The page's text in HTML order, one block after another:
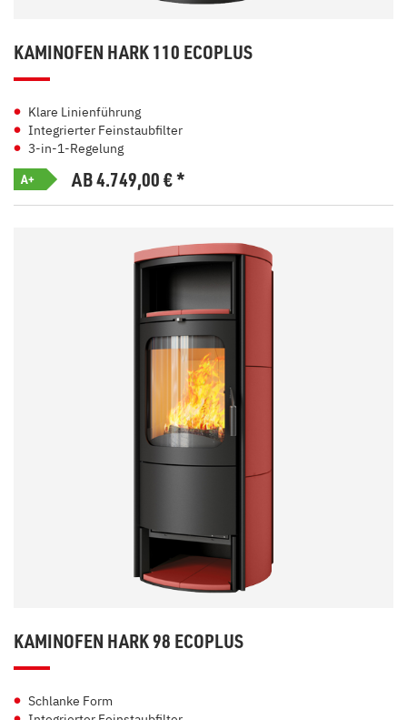
KAMINOFEN HARK 110 ECOPLUS
Klare Linienführung
Integrierter Feinstaubfilter
3-in-1-Regelung
A+ AB 4.749,00€*
KAMINOFEN HARK 98 ECOPLUS
Schlanke Form